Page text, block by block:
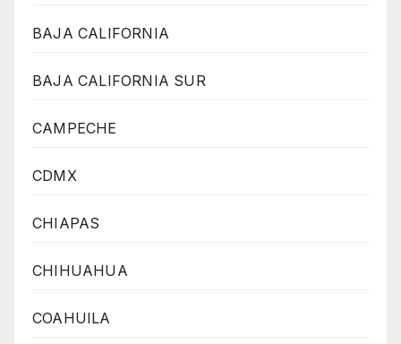
BAJA CALIFORNIA
BAJA CALIFORNIA SUR
CAMPECHE
CDMX
CHIAPAS
CHIHUAHUA
COAHUILA